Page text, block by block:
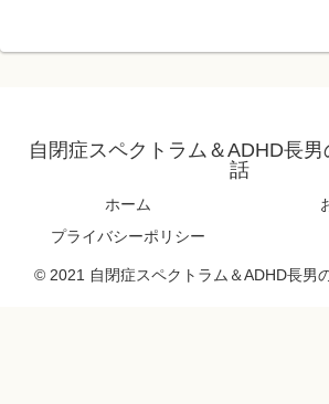
自閉症スペクトラム＆ADHD長
話
ホーム
プライバシーポリシー
© 2021 自閉症スペクトラム＆ADHD長男